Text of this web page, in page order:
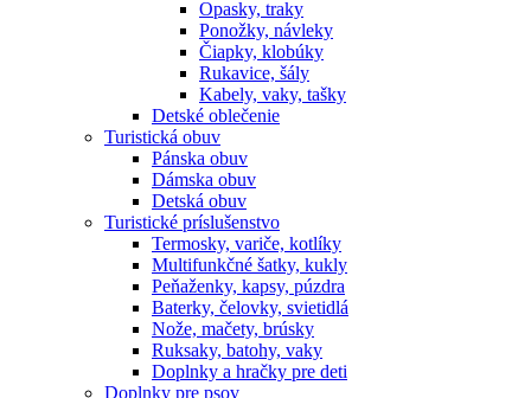
Opasky, traky
Ponožky, návleky
Čiapky, klobúky
Rukavice, šály
Kabely, vaky, tašky
Detské oblečenie
Turistická obuv
Pánska obuv
Dámska obuv
Detská obuv
Turistické príslušenstvo
Termosky, variče, kotlíky
Multifunkčné šatky, kukly
Peňaženky, kapsy, púzdra
Baterky, čelovky, svietidlá
Nože, mačety, brúsky
Ruksaky, batohy, vaky
Doplnky a hračky pre deti
Doplnky pre psov